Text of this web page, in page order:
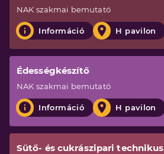
NAK szakmai bemutató
Információ H pavilon
Édességkészítő
NAK szakmai bemutató
Információ H pavilon
Sütő- és cukrászipari technikus